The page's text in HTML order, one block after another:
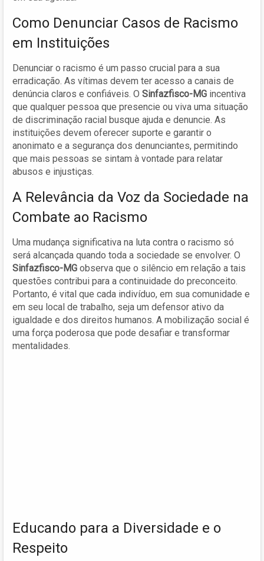
Como Denunciar Casos de Racismo
em Instituições
Denunciar o racismo é um passo crucial para a sua
erradicação. As vítimas devem ter acesso a canais de
denúncia claros e confiáveis. O Sinfazfisco-MG incentiva
que qualquer pessoa que presencie ou viva uma situação
de discriminação racial busque ajuda e denuncie. As
instituições devem oferecer suporte e garantir o
anonimato e a segurança dos denunciantes, permitindo
que mais pessoas se sintam à vontade para relatar
abusos e injustiças.
A Relevância da Voz da Sociedade na
Combate ao Racismo
Uma mudança significativa na luta contra o racismo só
será alcançada quando toda a sociedade se envolver. O
Sinfazfisco-MG observa que o silêncio em relação a tais
questões contribui para a continuidade do preconceito.
Portanto, é vital que cada indivíduo, em sua comunidade e
em seu local de trabalho, seja um defensor ativo da
igualdade e dos direitos humanos. A mobilização social é
uma força poderosa que pode desafiar e transformar
mentalidades.
Educando para a Diversidade e o
Respeito